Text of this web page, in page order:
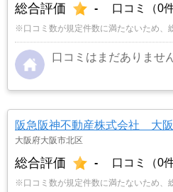
総合評価 - 口コミ（0件
※口コミ数が規定件数に満たないため、
口コミはまだありませ
阪急阪神不動産株式会社 大
大阪府大阪市北区
総合評価 - 口コミ（0件
※口コミ数が規定件数に満たないため、